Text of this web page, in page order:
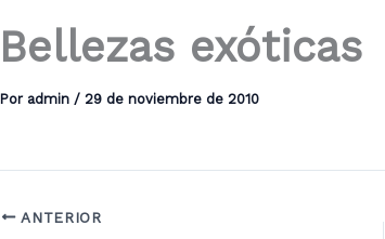
Bellezas exóticas
Por admin / 29 de noviembre de 2010
ANTERIOR